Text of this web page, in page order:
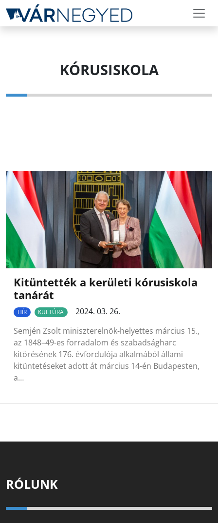
KÓRUSISKOLA
Kitüntették a kerületi kórusiskola
tanárát
HÍR KULTÚRA
2024. 03. 26.
Semjén Zsolt miniszterelnök-helyettes március 15.,
az 1848–49-es forradalom és szabadságharc
kitörésének 176. évfordulója alkalmából állami
kitüntetéseket adott át március 14-én Budapesten,
a…
RÓLUNK